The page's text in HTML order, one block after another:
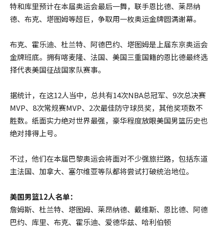
特和库里预计在本届奥运会最后一舞，联手恩比德、莱昂纳
德、布克、塔图姆等超巨，争取用一枚奥运金牌圆满谢幕。
布克、霍乐迪、杜兰特、阿德巴约、塔图姆是上届东京奥运会
金牌班底。拥有喀麦隆、法国、美国三重国籍的恩比德最终选
择代表美国征战国家队赛事。
据统计，在这12人当中，总共有14次NBA总冠军、9次总决赛
MVP、8次常规赛MVP、2次最佳防守球员奖，其他奖项数不
胜数。纸面实力绝对世界最强，豪华程度放眼美国男篮历史也
绝对排得上号。
不过，他们在本届巴黎奥运会将面对不少强旅拦路，包括东道
主法国、加拿大、塞尔维亚等队都将尝试打破统治地位。
美国男篮12人名单：
詹姆斯、杜兰特、塔图姆、莱昂纳德、戴维斯、恩比德、阿德
巴约、库里、布克、霍乐迪、爱德华兹、哈利伯顿